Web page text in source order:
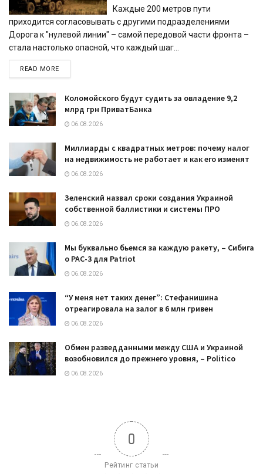
Каждые 200 метров пути
приходится согласовывать с другими подразделениями
Дорога к "нулевой линии" – самой передовой части фронта –
стала настолько опасной, что каждый шаг...
READ MOREDETAILS
Коломойского будут судить за овладение 9,2
млрд грн ПриватБанка
06.08.2026
Миллиарды с квадратных метров: почему налог
на недвижимость не работает и как его изменят
06.08.2026
Зеленский назвал сроки создания Украиной
собственной баллистики и системы ПРО
06.08.2026
Мы буквально бьемся за каждую ракету, – Сибига
о PAC-3 для Patriot
06.08.2026
“У меня нет таких денег”: Стефанишина
отреагировала на залог в 6 млн гривен
06.08.2026
Обмен разведданными между США и Украиной
возобновился до прежнего уровня, – Politico
06.08.2026
0
Рейтинг статьи